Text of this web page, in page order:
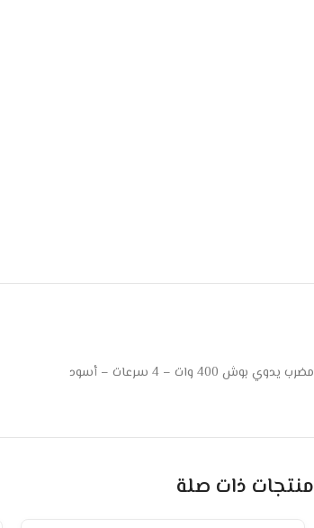
مضرب يدوي بوش 400 وات – 4 سرعات – أسود
منتجات ذات صلة